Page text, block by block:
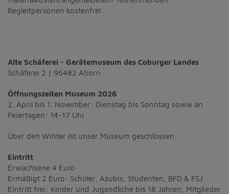
Diese Website nutzt Matomo Analytics für die Auswertung der
Seitenaufrufe als Statistik. Die hierdurch gespeicherten Daten werden
werden kann.
YouTube / Vimeo
Videos werden über die Plattformen YouTube oder Vimeo eingebunden.
Wir nutzen YouTube im erweiterten Datenschutzmodus. Dieser Modus
bewirkt laut YouTube, dass YouTube keine Informationen über die
Besucher auf dieser Website speichert, bevor diese sich das Video
Optional sind externe Inhalte auf den Seiten dieser Website
eingebunden. Das können Kartendienste wie z.B. Google Maps sein
oder auch Anwendungen einer externen Website.
Begleitpersonen kostenfrei
Alte Schäferei - Gerätemuseum des Coburger Landes
Schäferei 2 | 96482 Ahorn
Öffnungszeiten Museum 2026
2. April bis 1. November: Dienstag bis Sonntag sowie an
Feiertagen: 14-17 Uhr
Über den Winter ist unser Museum geschlossen.
Eintritt
Erwachsene 4 Euro
Ermäßigt 2 Euro: Schüler, Azubis, Studenten, BFD & FSJ
Eintritt frei: Kinder und Jugendliche bis 18 Jahren, Mitglieder